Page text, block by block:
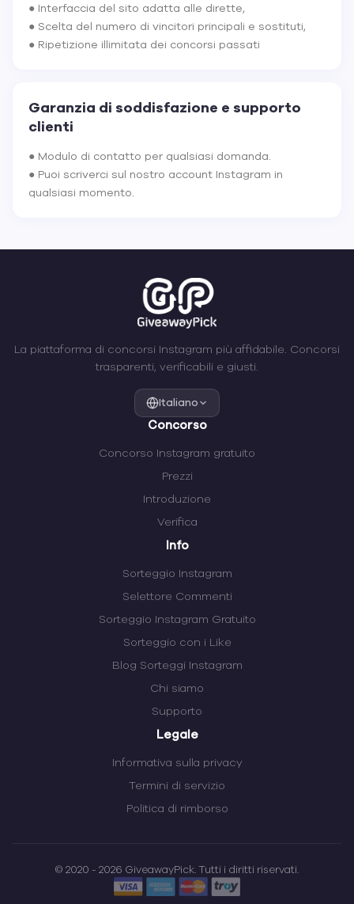
● Interfaccia del sito adatta alle dirette,
● Scelta del numero di vincitori principali e sostituti,
● Ripetizione illimitata dei concorsi passati
Garanzia di soddisfazione e supporto
clienti
● Modulo di contatto per qualsiasi domanda.
● Puoi scriverci sul nostro account Instagram in
qualsiasi momento.
La piattaforma di concorsi Instagram più affidabile. Concorsi
trasparenti, verificabili e giusti.
Italiano
Concorso
Concorso Instagram gratuito
Prezzi
Introduzione
Verifica
Info
Sorteggio Instagram
Selettore Commenti
Sorteggio Instagram Gratuito
Sorteggio con i Like
Blog Sorteggi Instagram
Chi siamo
Supporto
Legale
Informativa sulla privacy
Termini di servizio
Politica di rimborso
© 2020 - 2026 GiveawayPick. Tutti i diritti riservati.